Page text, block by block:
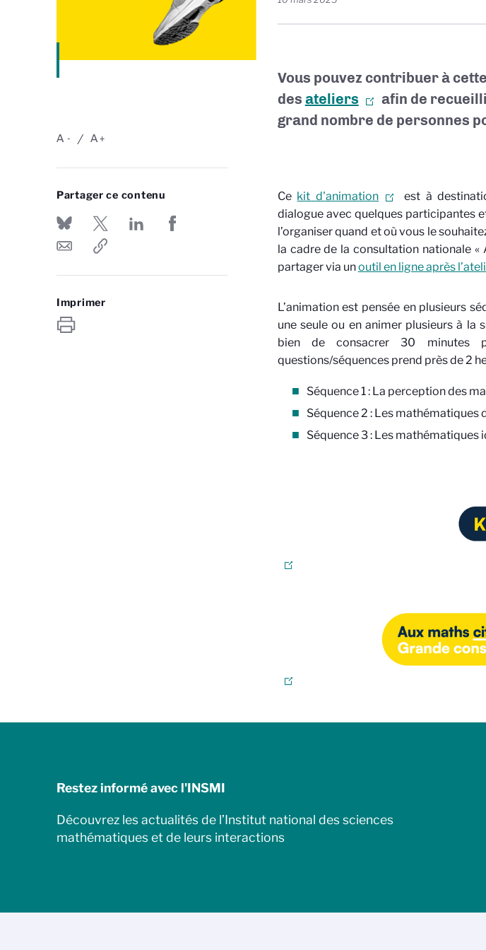
-
A +
A
Partager ce contenu
Imprimer
Vous pouvez contribuer à
des ateliers afin de
grand nombre de personnes
Ce kit d'animation
est à
dialogue avec quelques participantes
l’organiser quand et où vous le
la cadre de la consultation nationale «
partager via unoutil en ligne après
L’animation est pensée en plusieurs
une seule ou en animer plusieurs à la
bien de consacrer 30 minutes
questions/séquences prend près de 2
Séquence 1 : La perception des
Séquence 2 : Les
Séquence 3 : Les mathématiques
Restez informé avec l'INSMI
Découvrez les actualités de l’Institut national des sciences
mathématiques et de leurs interactions